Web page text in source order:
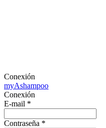
Conexión
myAshampoo
Conexión
E-mail *
Contraseña *